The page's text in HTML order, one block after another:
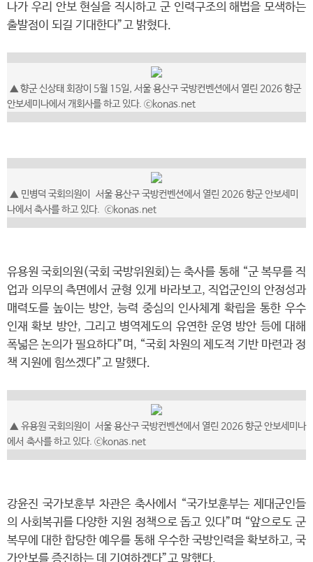
나가 우리 안보 현실을 직시하고 군 인력구조의 해법을 모색하는
출발점이 되길 기대한다”고 밝혔다.
▲ 향군 신상태 회장이 5월 15일, 서울 용산구 국방컨벤션에서 열린 2026 향군
안보세미나에서 개회사를 하고 있다. ⓒkonas.net
▲ 민병덕 국회의원이
서울 용산구 국방컨벤션에서 열린 2026 향군 안보세미
나에서 축사를 하고 있다. ⓒkonas.net
유용원 국회의원(국회 국방위원회)는 축사를 통해 “군 복무를 직
업과 의무의 측면에서 균형 있게 바라보고, 직업군인의 안정성과
매력도를 높이는 방안, 능력 중심의 인사체계 확립을 통한 우수
인재 확보 방안, 그리고 병역제도의 유연한 운영 방안 등에 대해
폭넓은 논의가 필요하다”며, “국회 차원의 제도적 기반 마련과 정
책 지원에 힘쓰겠다”고 말했다.
▲ 유용원 국회의원이
서울 용산구 국방컨벤션에서 열린 2026 향군 안보세미나
에서 축사를 하고 있다. ⓒkonas.net
강윤진 국가보훈부 차관은 축사에서 “국가보훈부는 제대군인들
의 사회복귀를 다양한 지원 정책으로 돕고 있다”며 “앞으로도 군
복무에 대한 합당한 예우를 통해 우수한 국방인력을 확보하고, 국
가안보를 증진하는 데 기여하겠다”고 말했다.